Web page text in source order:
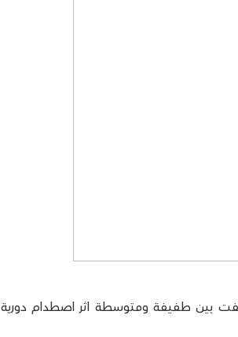
وصفت بين طفيفة ومتوسطة اثر اصطدام دورية